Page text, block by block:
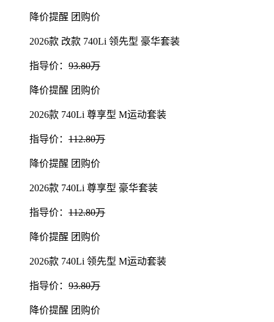
降价提醒 团购价
2026款 改款 740Li 领先型 豪华套装
指导价： 93.80万
降价提醒 团购价
2026款 740Li 尊享型 M运动套装
指导价： 112.80万
降价提醒 团购价
2026款 740Li 尊享型 豪华套装
指导价： 112.80万
降价提醒 团购价
2026款 740Li 领先型 M运动套装
指导价： 93.80万
降价提醒 团购价